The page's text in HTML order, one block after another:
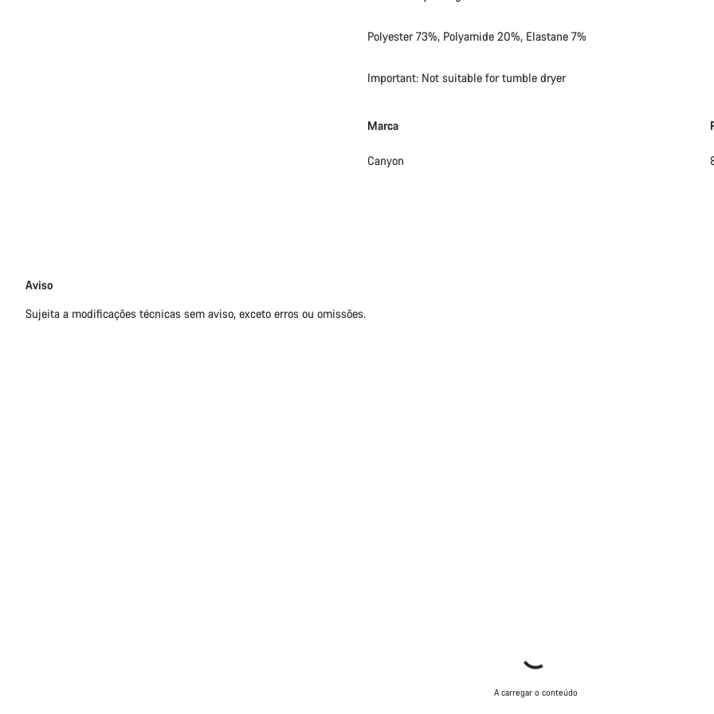
Polyester 73%, Polyamide 20%, Elastane 7%
Important: Not suitable for tumble dryer
Marca
Canyon
Limitação
responsabilidade
Aviso
Sujeita a modificações técnicas sem aviso, exceto erros ou omissões.
A carregar o conteúdo